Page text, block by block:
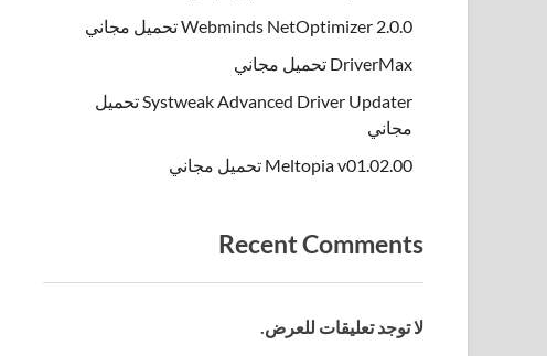
Webminds NetOptimizer 2.0.0 تحميل مجاني
DriverMax تحميل مجاني
Systweak Advanced Driver Updater تحميل
مجاني
Meltopia v01.02.00 تحميل مجاني
Recent Comments
لا توجد تعليقات للعرض.